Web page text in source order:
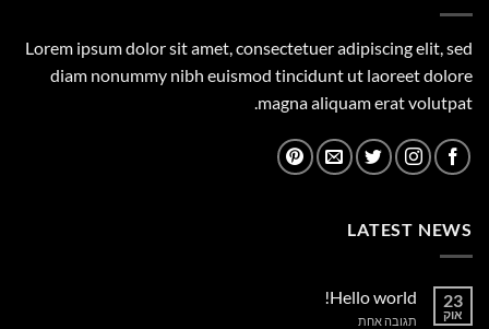
Lorem ipsum dolor sit amet, consectetuer adipiscing elit, sed
diam nonummy nibh euismod tincidunt ut laoreet dolore
magna aliquam erat volutpat.
LATEST NEWS
23
אוק
Hello world!
תגובה אחתעל